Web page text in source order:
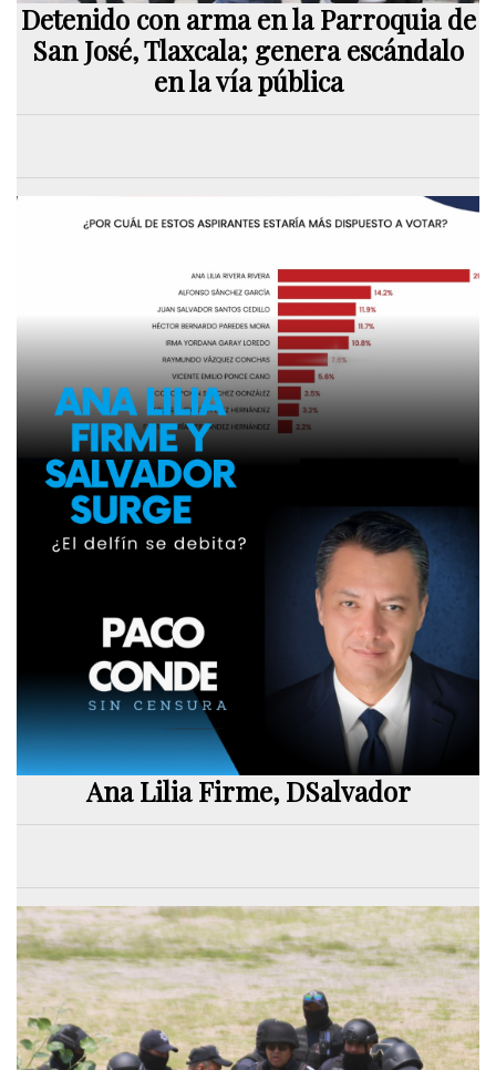
Detenido con arma en la Parroquia de
San José, Tlaxcala; genera escándalo
en la vía pública
Ana Lilia Firme, DSalvador